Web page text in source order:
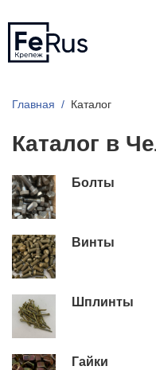
Главная Каталог
Каталог в
Болты
Винты
Шплинты
Гайки